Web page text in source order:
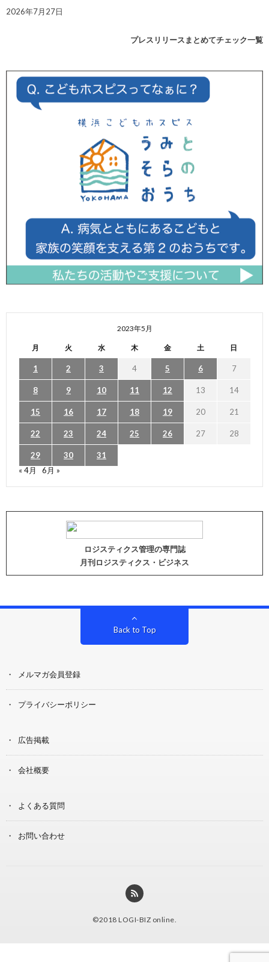
2026年7月27日
プレスリリースまとめてチェック一覧
2023年5月
月 火 水 木 金 土 日
1 2 3 4 5 6 7
8 9 10 11 12 13 14
15 16 17 18 19 20 21
22 23 24 25 26 27 28
29 30
31
« 4月
6月 »
ロジスティクス管理の専門誌
月刊ロジスティクス・ビジネス
Back to Top
メルマガ会員登録
プライバシーポリシー
広告掲載
会社概要
よくある質問
お問い合わせ
©2018 LOGI-BIZ online.